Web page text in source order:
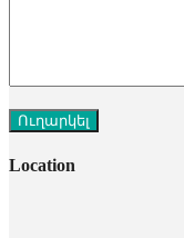
Location